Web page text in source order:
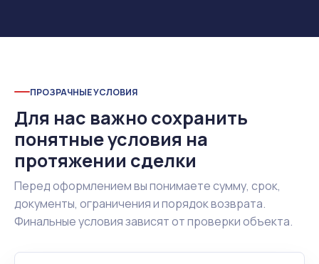
ПРОЗРАЧНЫЕ УСЛОВИЯ
Для нас важно сохранить
понятные условия на
протяжении сделки
Перед оформлением вы понимаете сумму, срок,
документы, ограничения и порядок возврата.
Финальные условия зависят от проверки объекта.